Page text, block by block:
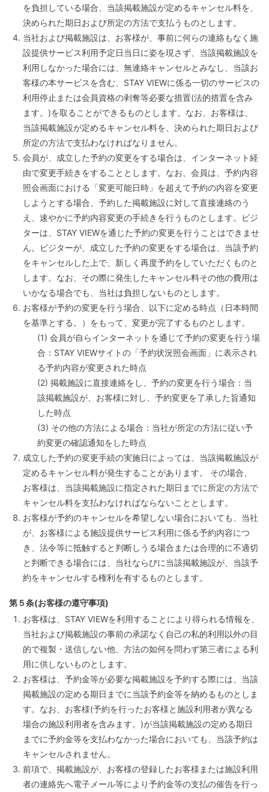
を負担している場合、当該掲載施設が定めるキャンセル料を、
決められた期日および所定の方法で支払うものとします。
当社および掲載施設は、お客様が、事前に何らの連絡もなく施
設提供サービス利用予定日当日に姿を現さず、当該掲載施設を
利用しなかった場合には、無連絡キャンセルとみなし、当該お
客様の本サービスを含む、STAY VIEWに係る一切のサービスの
利用停止または会員資格の剥奪等必要な措置(法的措置を含み
ます。)を取ることができるものとします。なお、お客様は、
当該掲載施設が定めるキャンセル料を、決められた期日および
所定の方法で支払わなければなりません。
会員が、成立した予約の変更をする場合は、インターネット経
由で変更手続きをすることとします。なお、会員は、予約内容
照会画面における「変更可能日時」を超えて予約の内容を変更
しようとする場合、予約した掲載施設に対して直接連絡のう
え、速やかに予約内容変更の手続きを行うものとします。ビジ
ターは、STAY VIEWを通じた予約の変更を行うことはできませ
ん。ビジターが、成立した予約の変更をする場合は、当該予約
をキャンセルした上で、新しく再度予約をしていただくものと
します。なお、その際に発生したキャンセル料その他の費用は
いかなる場合でも、当社は負担しないものとします。
お客様が予約の変更を行う場合、以下に定める時点（日本時間
を基準とする。）をもって、変更が完了するものとします。
(1) 会員が自らインターネットを通じて予約の変更を行う場
合：STAY VIEWサイトの「予約状況照会画面」に表示され
る予約内容が変更された時点
(2) 掲載施設に直接連絡をし、予約の変更を行う場合：当
該掲載施設が、お客様に対し、予約変更を了承した旨通知
した時点
(3) その他の方法による場合：当社が所定の方法に従い予
約変更の確認通知をした時点
成立した予約の変更手続の実施日によっては、当該掲載施設が
定めるキャンセル料が発生することがあります。 その場合、
お客様は、当該掲載施設に指定された期日までに所定の方法で
キャンセル料を支払わなければならないこととします。
お客様が予約のキャンセルを希望しない場合においても、当社
が、お客様による施設提供サービス利用に係る予約内容につ
き、法令等に抵触すると判断しうる場合または合理的に不適切
と判断できる場合には、当社ならびに当該掲載施設が、当該予
約をキャンセルする権利を有するものとします。
第５条(お客様の遵守事項)
お客様は、STAY VIEWを利用することにより得られる情報を、
当社および掲載施設の事前の承諾なく自己の私的利用以外の目
的で複製・送信しない他、方法の如何を問わず第三者による利
用に供しないものとします。
お客様は、予約金等が必要な掲載施設を予約する際には、当該
掲載施設の定める期日までに当該予約金等を納めるものとしま
す。なお、お客様(予約を行ったお客様と施設利用者が異なる
場合の施設利用者を含みます。)が当該掲載施設の定める期日
までに予約金等を支払わなかった場合においても、当該予約は
キャンセルされません。
前項で、掲載施設が、お客様の登録したお客様または施設利用
者の連絡先へ電子メール等により予約金等の支払の催告を行っ